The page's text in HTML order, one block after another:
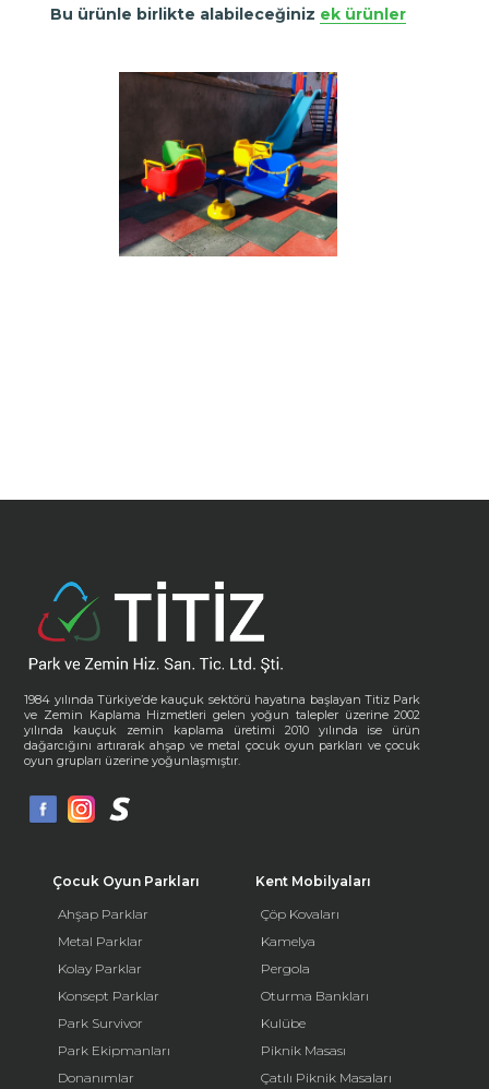
Bu ürünle birlikte alabileceğiniz ek ürünler
1984 yılında Türkiye’de kauçuk sektörü hayatına başlayan Titiz Park
ve Zemin Kaplama Hizmetleri gelen yoğun talepler üzerine 2002
yılında kauçuk zemin kaplama üretimi 2010 yılında ise ürün
dağarcığını artırarak ahşap ve metal çocuk oyun parkları ve çocuk
oyun grupları üzerine yoğunlaşmıştır.
Çocuk Oyun Parkları
Ahşap Parklar
Metal Parklar
Kolay Parklar
Konsept Parklar
Park Survivor
Park Ekipmanları
Donanımlar
Kent Mobilyaları
Çöp Kovaları
Kamelya
Pergola
Oturma Bankları
Kulübe
Piknik Masası
Çatılı Piknik Masaları